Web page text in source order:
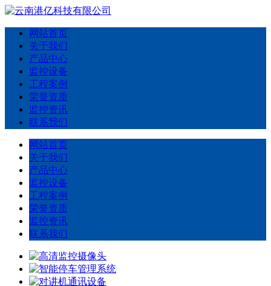
网站首页
关于我们
产品中心
监控设备
工程案例
荣誉资质
监控资讯
联系我们
网站首页
关于我们
产品中心
监控设备
工程案例
荣誉资质
监控资讯
联系我们